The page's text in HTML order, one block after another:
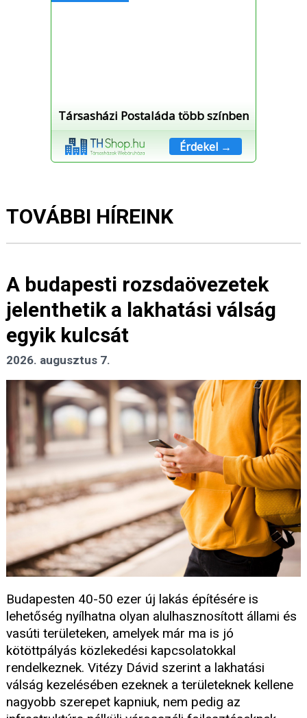
Társasházi Postaláda több színben
Érdekel →
TOVÁBBI HÍREINK
A budapesti rozsdaövezetek
jelenthetik a lakhatási válság
egyik kulcsát
2026. augusztus 7.
Budapesten 40-50 ezer új lakás építésére is
lehetőség nyílhatna olyan alulhasznosított állami és
vasúti területeken, amelyek már ma is jó
kötöttpályás közlekedési kapcsolatokkal
rendelkeznek. Vitézy Dávid szerint a lakhatási
válság kezelésében ezeknek a területeknek kellene
nagyobb szerepet kapniuk, nem pedig az